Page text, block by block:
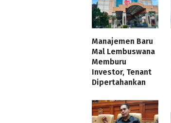
Manajemen Baru
Mal Lembuswana
Memburu
Investor, Tenant
Dipertahankan